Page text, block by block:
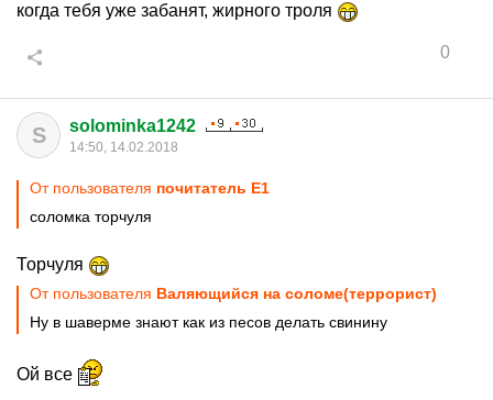
когда тебя уже забанят, жирного троля
0
S solominka1242
14:50, 14.02.2018
От пользователя почитатель Е1
соломка торчуля
Торчуля
От пользователя Валяющийся на соломе(террорист)
Ну в шаверме знают как из песов делать свинину
Ой все